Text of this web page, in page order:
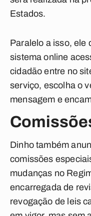
Estados.
Paralelo a isso, ele
sistema online
cidadão entre no
serviço, escolha o
mensagem e
Dinho também
comissões
mudanças no
encarregada de
revogação de leis